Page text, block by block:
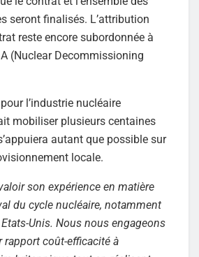
seront finalisés. L’attribution
reste encore subordonnée à
(Nuclear Decommissioning
l’industrie nucléaire
mobiliser plusieurs centaines
autant que possible sur
locale.
son expérience en matière
du cycle nucléaire, notamment
Unis. Nous nous engageons
rapport coût-efficacité à